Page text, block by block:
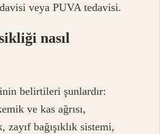
veya PUVA tedavisi.
nasıl
belirtileri şunlardır:
ve kas ağrısı,
bağışıklık sistemi,